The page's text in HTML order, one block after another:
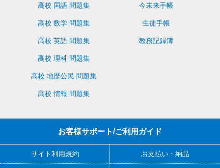
高校 国語 問題集
高校 数学 問題集
高校 英語 問題集
高校 理科 問題集
高校 地歴公民 問題集
高校 情報 問題集
今未来手帳
生徒手帳
教務記録簿
お客様サポート/ご利用ガイド
サイト利用規約 お支払い・納品